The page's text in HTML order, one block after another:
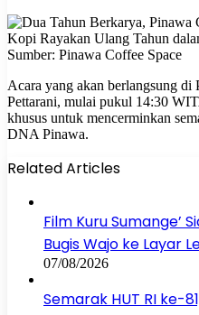
Sumber: Pinawa Coffee Space
Acara yang akan berlangsung di
Pettarani, mulai pukul 14:30
khusus untuk mencerminkan
DNA Pinawa.
Related Articles
Film Kuru Sumange’
Bugis Wajo ke Layar
07/08/2026
Semarak HUT RI ke-